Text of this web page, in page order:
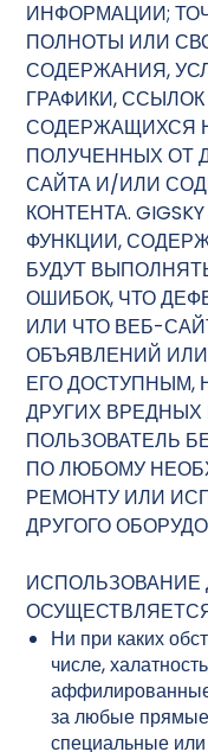
ИНФОРМАЦИИ;
ПОЛНОТЫ ИЛИ
СОДЕРЖАНИЯ,
ГРАФИКИ,
СОДЕРЖАЩИХСЯ
ПОЛУЧЕННЫХ ОТ
САЙТА И/ИЛИ
КОНТЕНТА.
ФУНКЦИИ,
БУДУТ
ОШИБОК, ЧТО
ИЛИ ЧТО ВЕБ-
ОБЪЯВЛЕНИЙ
ЕГО ДОСТУПНЫМ,
ДРУГИХ
ПОЛЬЗОВАТЕЛЬ
ПО ЛЮБОМУ
РЕМОНТУ ИЛИ
ДРУГОГО
ИСПОЛЬЗОВАНИЕ
Ни при каких
числе,
аффилированные
за любые
специальные